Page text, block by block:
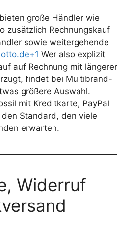
große Händler wie
zusätzlich Rechnungskauf
sowie weitergehende
otto.de+1 Wer also explizit
auf Rechnung mit längerer
findet bei Multibrand-
größere Auswahl.
mit Kreditkarte, PayPal
Standard, den viele
erwarten.
Widerruf